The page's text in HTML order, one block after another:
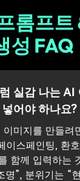
롬프트
성 FAQ
실감 나는 AI
어야 하나요?
미지를 만들려
이스페인팅, 환
함께 입력하는
명”, 분위기는 “